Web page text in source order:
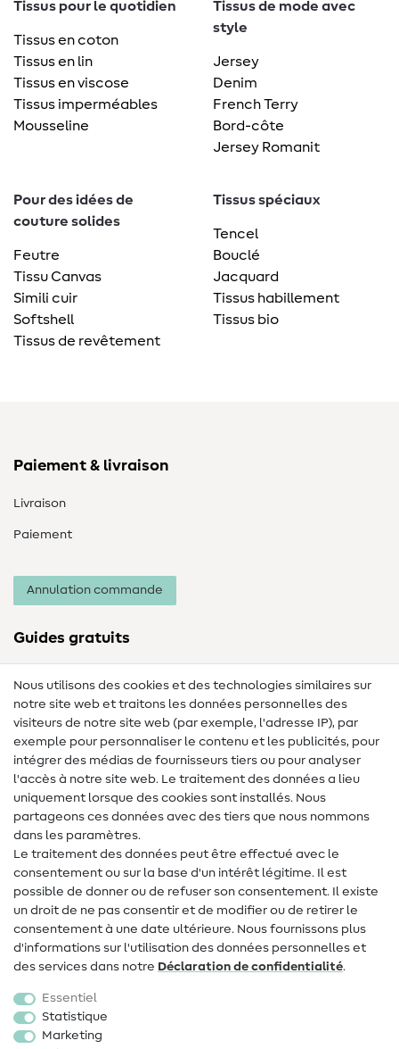
Tissus pour le quotidien
Tissus en coton
Tissus en lin
Tissus en viscose
Tissus imperméables
Mousseline
Tissus de mode avec
style
Jersey
Denim
French Terry
Bord-côte
Jersey Romanit
Pour des idées de
couture solides
Feutre
Tissu Canvas
Simili cuir
Softshell
Tissus de revêtement
Tissus spéciaux
Tencel
Bouclé
Jacquard
Tissus habillement
Tissus bio
Paiement & livraison
Livraison
Paiement
Annulation commande
Guides gratuits
Lexique de couture
Tutos de couture
Aide & contact
Contact
Changement de propriétaire
FAQ
Droit de rétractation
Populaire
Accessoires de couture
Promotions
Nous utilisons des cookies et des technologies similaires sur
notre site web et traitons les données personnelles des
visiteurs de notre site web (par exemple, l'adresse IP), par
exemple pour personnaliser le contenu et les publicités, pour
intégrer des médias de fournisseurs tiers ou pour analyser
l'accès à notre site web. Le traitement des données a lieu
uniquement lorsque des cookies sont installés. Nous
partageons ces données avec des tiers que nous nommons
dans les paramètres.
Le traitement des données peut être effectué avec le
consentement ou sur la base d'un intérêt légitime. Il est
possible de donner ou de refuser son consentement. Il existe
un droit de ne pas consentir et de modifier ou de retirer le
consentement à une date ultérieure. Nous fournissons plus
d'informations sur l'utilisation des données personnelles et
des services dans notre Déclaration de confidentialité.
Essentiel
Statistique
Marketing